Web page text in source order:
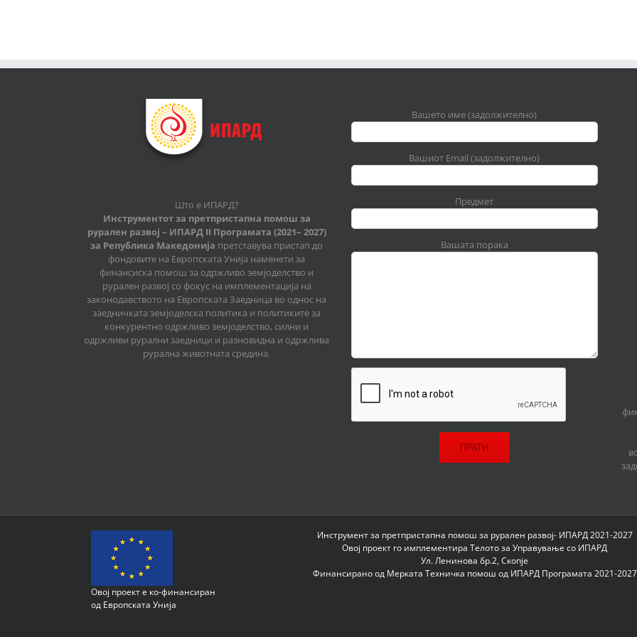
Што е ИПАРД?
Инструментот за претпристапна помош за
рурален развој – ИПАРД II Програмата (2021– 2027)
за Република Македонија претставува пристап до
фондовите на Европската Унија наменети за
финансиска помош за одржливо земјоделство и
рурален развој со фокус на имплементација на
законодавството на Европската Заедница во однос на
заедничката земјоделска политика и политиките за
конкурентно одржливо земјоделство, силни и
одржливи рурални заедници и разновидна и одржлива
рурална животната средина.
Вашето име (задолжително)
Вашиот Email (задолжително)
Предмет
Вашата порака
Овој проект е ко-финансиран
од Европската Унија
Инструмент за претпристапна помош за рурален развој- ИПАРД 2021-2027
Овој проект го имплементира Телото за Управување со ИПАРД
Ул. Ленинова бр.2, Скопје
Финансирано од Мерката Техничка помош од ИПАРД Програмата 2021-2027